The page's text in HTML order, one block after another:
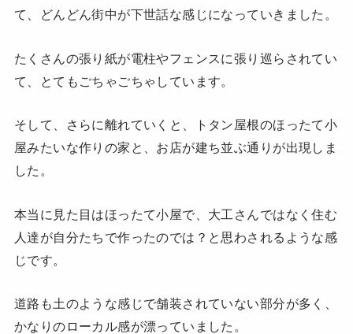
て、どんどん街中が下世話な感じになっていきました。
たくさんの張り紙が電柱やフェンスに張り巡らされてい
て、とてもごちゃごちゃしています。
そして、さらに離れていくと、トタン屋根のほったて小
屋みたいな作りの家と、お店が建ち並ぶ通りが出現しま
した。
本当に見た目はほったて小屋で、大工さんではなく住む
人達が自分たちで作ったのでは？と思わされるような感
じです。
道路も土のような感じで舗装されていない部分が多く、
かなりのローカル感が漂っていました。